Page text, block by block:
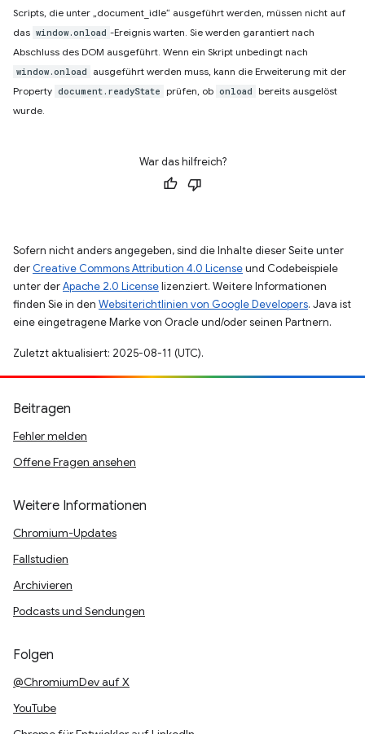
Scripts, die unter „document_idle“ ausgeführt werden, müssen nicht auf
das window.onload -Ereignis warten. Sie werden garantiert nach
Abschluss des DOM ausgeführt. Wenn ein Skript unbedingt nach
window.onload
ausgeführt werden muss, kann die Erweiterung mit der
Property document.readyState prüfen, ob onload
bereits ausgelöst
wurde.
War das hilfreich?
Sofern nicht anders angegeben, sind die Inhalte dieser Seite unter
der Creative Commons Attribution 4.0 Licenseund Codebeispiele
unter derApache 2.0 Licenselizenziert. Weitere Informationen
finden Sie in den Websiterichtlinien von Google Developers. Java ist
eine eingetragene Marke von Oracle und/oder seinen Partnern.
Zuletzt aktualisiert: 2025-08-11 (UTC).
Beitragen
Fehler melden
Offene Fragen ansehen
Weitere Informationen
Chromium-Updates
Fallstudien
Archivieren
Podcasts und Sendungen
Folgen
@ChromiumDev auf X
YouTube